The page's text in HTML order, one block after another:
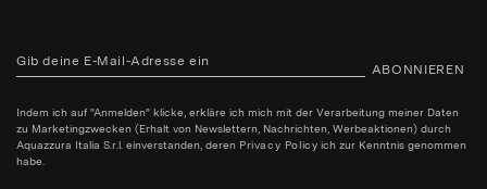
ABONNIEREN
Indem ich auf "Anmelden" klicke, erkläre ich mich mit der Verarbeitung meiner Daten
zu Marketingzwecken (Erhalt von Newslettern, Nachrichten, Werbeaktionen) durch
Aquazzura Italia S.r.l. einverstanden, deren Privacy Policy ich zur Kenntnis genommen
habe.